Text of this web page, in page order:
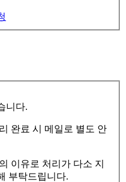
니다.
완료 시 메일로 별도 안
이유로 처리가 다소 지
부탁드립니다.